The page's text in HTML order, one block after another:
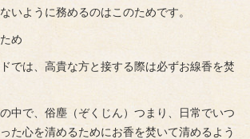
いように務めるのはこのためです。
め
では、高貴な方と接する際は必ずお線香を焚
中で、俗塵（ぞくじん）つまり、日常でいつ
た心を清めるためにお香を焚いて清めるよう